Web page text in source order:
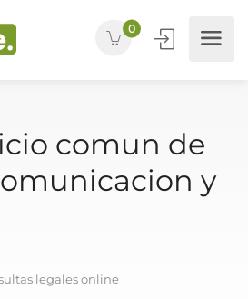
0
comun de
y
legales online